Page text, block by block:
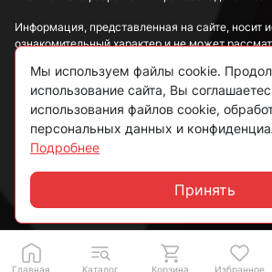
Информация, представленная на сайте, носит
ознакомительный характер и не может
Политика конфиденциальности
Согласие на обработку данных
Пользовательское соглашение
Главная Каталог Корзина Избранное
Мы используем файлы cookie.
использование сайта, Вы
использования файлов cookie,
персональных данных и
Подробнее
Принять